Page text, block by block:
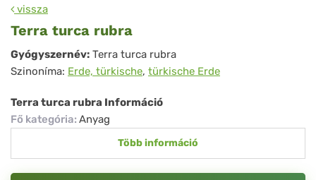
vissza
Terra turca rubra
Terra
turca
rubra
Gyógyszernév: Terra turca rubra
Szinoníma: Erde, türkische, türkische Erde
Terra turca rubra Információ
Fő kategória: Anyag
Több információ